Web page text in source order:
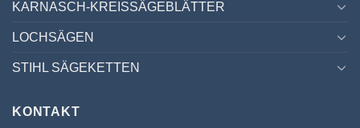
KARNASCH-KREISSÄGEBLÄTTER
LOCHSÄGEN
STIHL SÄGEKETTEN
KONTAKT